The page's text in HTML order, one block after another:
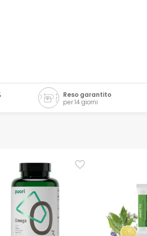
Reso garantito
per 14 giorni